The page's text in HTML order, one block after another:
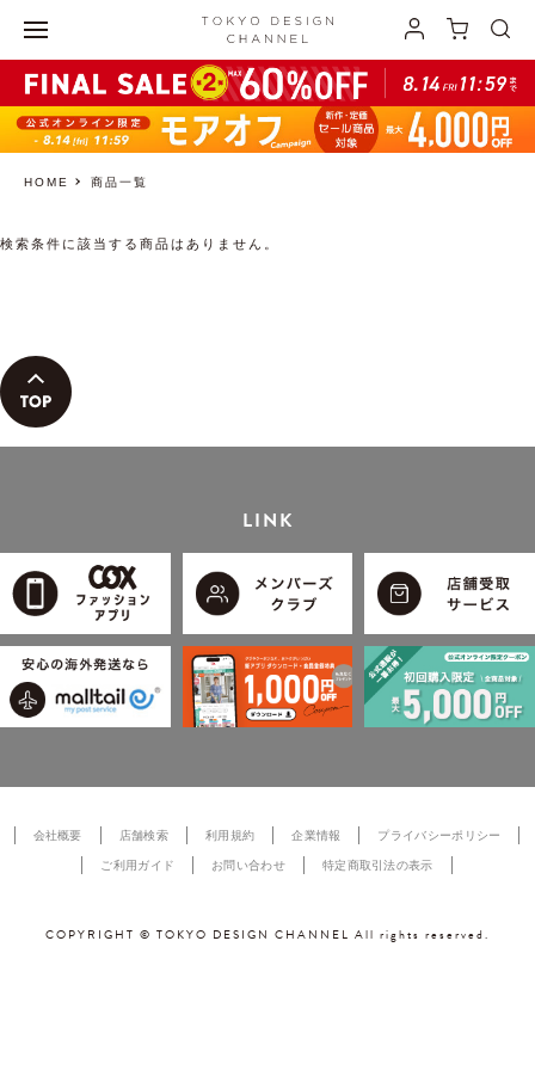
HOME 商品一覧
検索条件に該当する商品はありません。
LINK
会社概要 店舗検索 利用規約 企業情報 プライバシーポリシー
ご利用ガイド お問い合わせ 特定商取引法の表示
COPYRIGHT © TOKYO DESIGN CHANNEL All rights reserved.